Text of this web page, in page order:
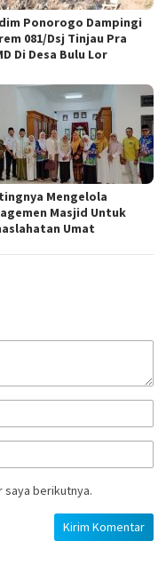
Ponorogo Dampingi
081/Dsj Tinjau Pra
Di Desa Bulu Lor
Mengelola
Masjid Untuk
Umat
saya berikutnya.